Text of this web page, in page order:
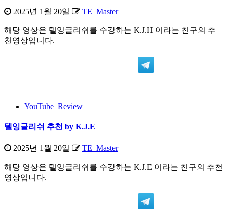
2025년 1월 20일 TE_Master
해당 영상은 텔잉글리쉬를 수강하는 K.J.H 이라는 친구의 추
천영상입니다.
YouTube_Review
텔잉글리쉬 추천 by K.J.E
2025년 1월 20일 TE_Master
해당 영상은 텔잉글리쉬를 수강하는 K.J.E 이라는 친구의 추천
영상입니다.